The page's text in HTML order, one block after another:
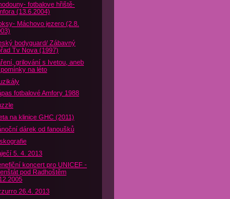
fotbalove hřiště-
(13.6.2004)
Máchovo jezero (2.8.
bodyguard/ Zábavný
Tv Nova (1997)
grilování s Ivetou, aneb
na léto
fotbalové Amfory 1988
na klinice GHC (2011)
dárek od fanoušků
5. 4. 2013
koncert pro UNICEF -
pod Radhoštěm
26.4. 2013